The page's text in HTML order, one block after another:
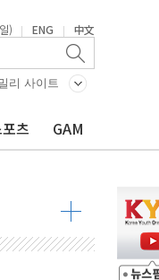
) | ENG | 中文
리 사이트
츠 GAM